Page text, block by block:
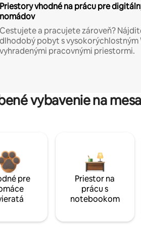
Priestory vhodné na prácu pre
nomádov
Cestujete a pracujete zároveň?
dlhodobý pobyt s vysokorýchlostným
vyhradenými pracovnými priestormi.
vybavenie na
pre
Priestor na
prácu s
notebookom